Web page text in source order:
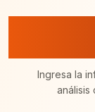
Ingresa la
análisis